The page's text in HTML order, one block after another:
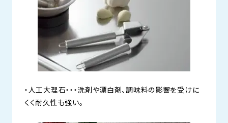
・人工大理石・・・洗剤や漂白剤、調味料の影響を受けに
くく耐久性も強い。